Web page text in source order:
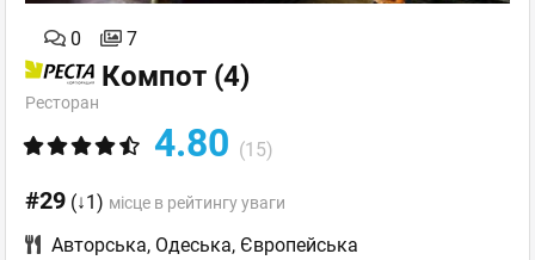
0 7
Компот (4)
Ресторан
4.80 (15)
#29 (↓1) місце в рейтингу уваги
Авторська, Одеська, Європейська